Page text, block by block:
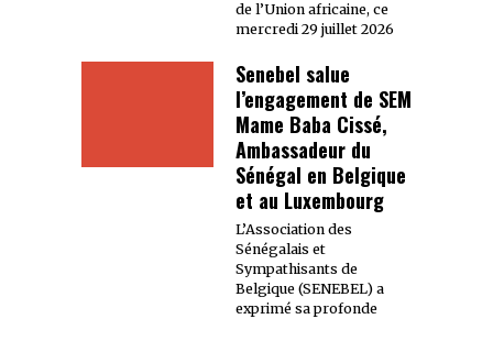
de l’Union africaine, ce
mercredi 29 juillet 2026
Senebel salue
l’engagement de SEM
Mame Baba Cissé,
Ambassadeur du
Sénégal en Belgique
et au Luxembourg
L’Association des
Sénégalais et
Sympathisants de
Belgique (SENEBEL) a
exprimé sa profonde